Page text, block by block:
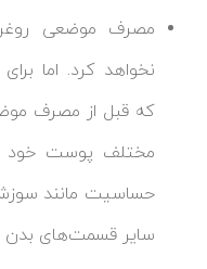
مصرف موضعی
نخواهد کرد. اما
که قبل از مصرف
مختلف پوست خود
حساسیت مانند
سایر قسمت‌های بدن